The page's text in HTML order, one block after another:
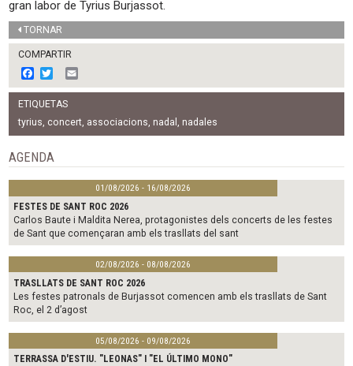
gran labor de Tyrius Burjassot.
TORNAR
COMPARTIR
F
a
c
e
b
o
o
k
w
i
t
t
e
m
l
ETIQUETAS
tyrius, concert, associacions, nadal , nadales
AGENDA
01/08/2026 - 16/08/2026
FESTES DE SANT ROC 2026
Carlos Baute i Maldita Nerea, protagonistes dels concerts de les festes
de Sant que començaran amb els trasllats del sant
02/08/2026 - 08/08/2026
TRASLLATS DE SANT ROC 2026
Les festes patronals de Burjassot comencen amb els trasllats de Sant
Roc, el 2 d’agost
05/08/2026 - 09/08/2026
TERRASSA D'ESTIU. "LEONAS" I "EL ÚLTIMO MONO"